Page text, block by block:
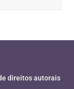
direitos autorais